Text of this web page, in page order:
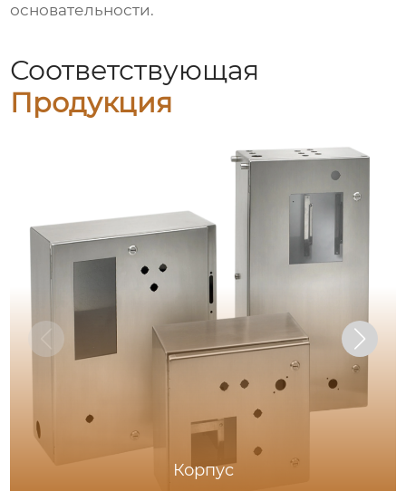
основательности.
Соответствующая
Продукция
Корпус